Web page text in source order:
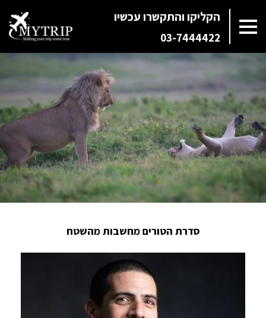
הקליקו והתקשרו עכשיו
03-7444422
סדרת הטורים מחשבות מהשטח